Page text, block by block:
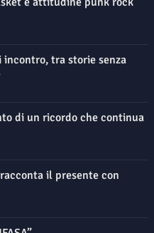
incontro, tra storie senza
di un ricordo che continua
il presente con